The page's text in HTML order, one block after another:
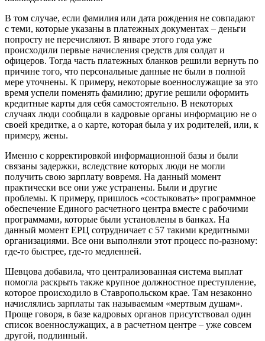
В том случае, если фамилия или дата рождения не совпадают
с теми, которые указаны в платежных документах – деньги
попросту не перечисляют. В январе этого года уже
происходили первые начисления средств для солдат и
офицеров. Тогда часть платежных бланков решили вернуть по
причине того, что персональные данные не были в полной
мере уточнены. К примеру, некоторые военнослужащие за это
время успели поменять фамилию; другие решили оформить
кредитные карты для себя самостоятельно. В некоторых
случаях люди сообщали в кадровые органы информацию не о
своей кредитке, а о карте, которая была у их родителей, или, к
примеру, жены.
Именно с корректировкой информационной базы и были
связаны задержки, вследствие которых люди не могли
получить свою зарплату вовремя. На данный момент
практически все они уже устранены. Были и другие
проблемы. К примеру, пришлось «состыковать» программное
обеспечение Единого расчетного центра вместе с рабочими
программами, которые были установлены в банках. На
данный момент ЕРЦ сотрудничает с 57 такими кредитными
организациями. Все они выполняли этот процесс по-разному:
где-то быстрее, где-то медленней.
Шевцова добавила, что централизованная система выплат
помогла раскрыть также крупное должностное преступление,
которое происходило в Ставропольском крае. Там незаконно
начислялись зарплаты так называемым «мертвым душам».
Проще говоря, в базе кадровых органов присутствовал один
список военнослужащих, а в расчетном центре – уже совсем
другой, подлинный.